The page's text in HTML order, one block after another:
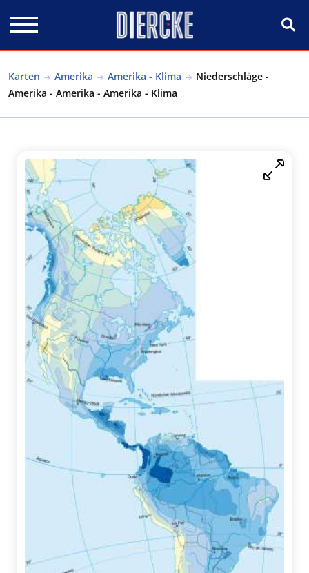
Karten Amerika Amerika - Klima
Niederschläge -
Amerika - Amerika - Amerika - Klima